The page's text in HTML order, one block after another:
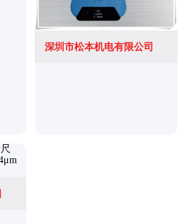
深圳市松本机电有限公司